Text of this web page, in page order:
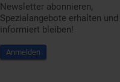
Newsletter abonnieren,
Spezialangebote erhalten und
informiert bleiben!
Anmelden